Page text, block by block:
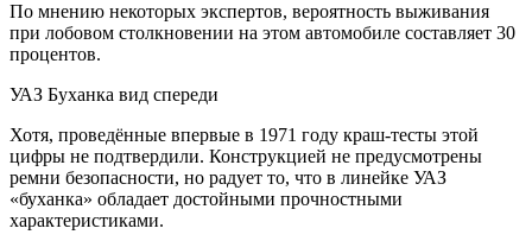
По мнению некоторых экспертов, вероятность выживания
при лобовом столкновении на этом автомобиле составляет 30
процентов.
УАЗ Буханка вид спереди
Хотя, проведённые впервые в 1971 году краш-тесты этой
цифры не подтвердили. Конструкцией не предусмотрены
ремни безопасности, но радует то, что в линейке УАЗ
«буханка» обладает достойными прочностными
характеристиками.